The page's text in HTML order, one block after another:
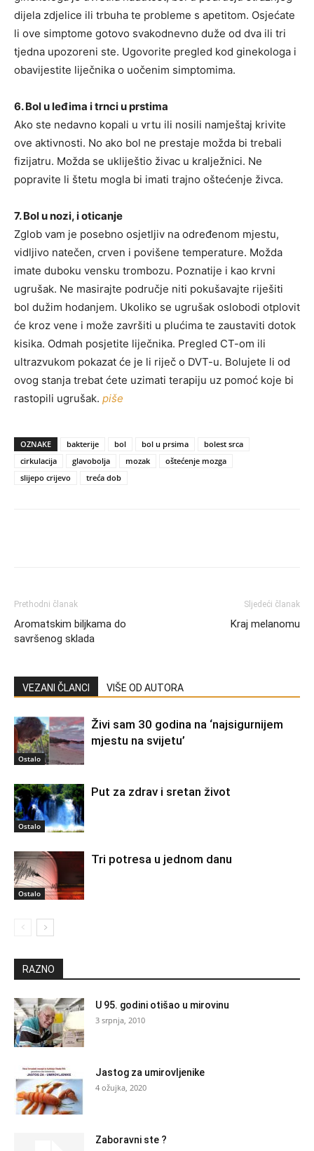
dijela zdjelice ili trbuha te probleme s apetitom. Osjećate
li ove simptome gotovo svakodnevno duže od dva ili tri
tjedna upozoreni ste. Ugovorite pregled kod ginekologa i
obavijestite liječnika o uočenim simptomima.
6. Bol u leđima i trnci u prstima
Ako ste nedavno kopali u vrtu ili nosili namještaj krivite
ove aktivnosti. No ako bol ne prestaje možda bi trebali
fizijatru. Možda se ukliještio živac u kralježnici. Ne
popravite li štetu mogla bi imati trajno oštećenje živca.
7. Bol u nozi, i oticanje
Zglob vam je posebno osjetljiv na određenom mjestu,
vidljivo natečen, crven i povišene temperature. Možda
imate duboku vensku trombozu. Poznatije i kao krvni
ugrušak. Ne masirajte područje niti pokušavajte riješiti
bol dužim hodanjem. Ukoliko se ugrušak oslobodi otplovit
će kroz vene i može završiti u plućima te zaustaviti dotok
kisika. Odmah posjetite liječnika. Pregled CT-om ili
ultrazvukom pokazat će je li riječ o DVT-u. Bolujete li od
ovog stanja trebat ćete uzimati terapiju uz pomoć koje bi
rastopili ugrušak. piše
OZNAKE bakterije bol bol u prsima
bolest srca
cirkulacija
glavobolja mozak
oštećenje mozga
slijepo crijevo
treća dob
Prethodni članak
Aromatskim biljkama do
savršenog sklada
Sljedeći članak
Kraj melanomu
VEZANI ČLANCI VIŠE OD AUTORA
Ostalo
Živi sam 30 godina na ‘najsigurnijem
mjestu na svijetu’
Ostalo
Put za zdrav i sretan život
Ostalo
Tri potresa u jednom danu
RAZNO
U 95. godini otišao u mirovinu
3 srpnja, 2010
Jastog za umirovljenike
4 ožujka, 2020
Zaboravni ste ?